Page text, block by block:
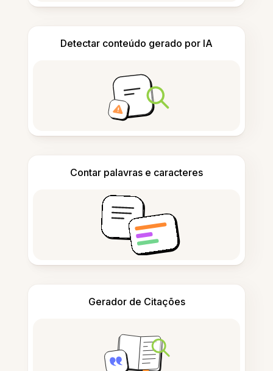
Detectar conteúdo gerado por IA
Contar palavras e caracteres
Gerador de Citações